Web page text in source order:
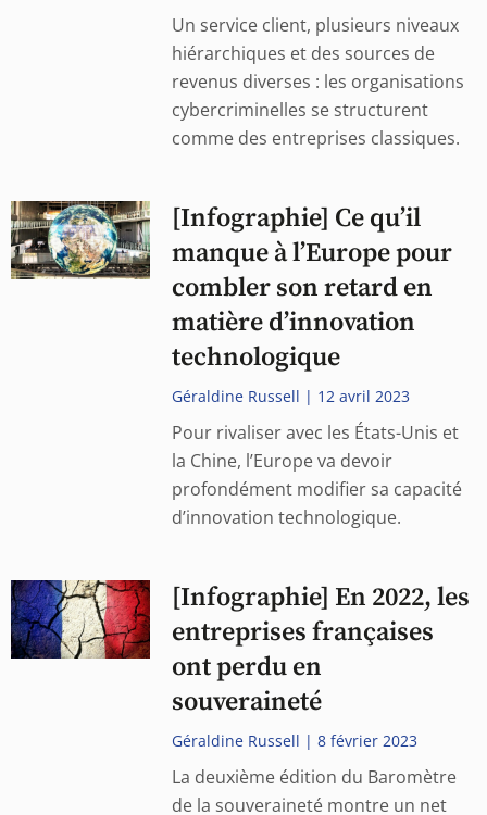
Un service client, plusieurs niveaux
hiérarchiques et des sources de
revenus diverses : les organisations
cybercriminelles se structurent
comme des entreprises classiques.
[Infographie] Ce qu’il
manque à l’Europe pour
combler son retard en
matière d’innovation
technologique
Géraldine Russell 12 avril 2023
Pour rivaliser avec les États-Unis et
la Chine, l’Europe va devoir
profondément modifier sa capacité
d’innovation technologique.
[Infographie] En 2022, les
entreprises françaises
ont perdu en
souveraineté
Géraldine Russell 8 février 2023
La deuxième édition du Baromètre
de la souveraineté montre un net